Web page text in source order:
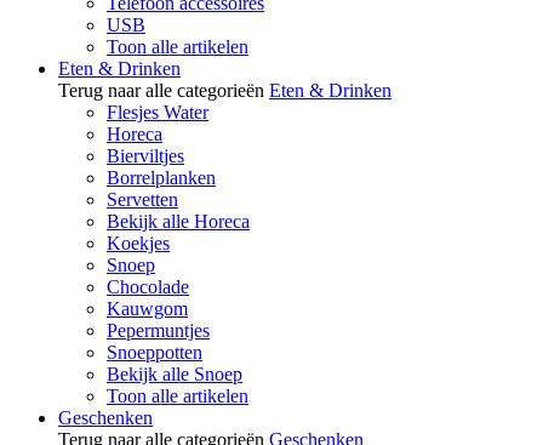
USB
Toon alle artikelen
Eten & Drinken
Terug naar alle categorieën Eten & Drinken
Flesjes Water
Horeca
Bierviltjes
Borrelplanken
Servetten
Bekijk alle Horeca
Koekjes
Snoep
Chocolade
Kauwgom
Pepermuntjes
Snoeppotten
Bekijk alle Snoep
Toon alle artikelen
Geschenken
Terug naar alle categorieën Geschenken